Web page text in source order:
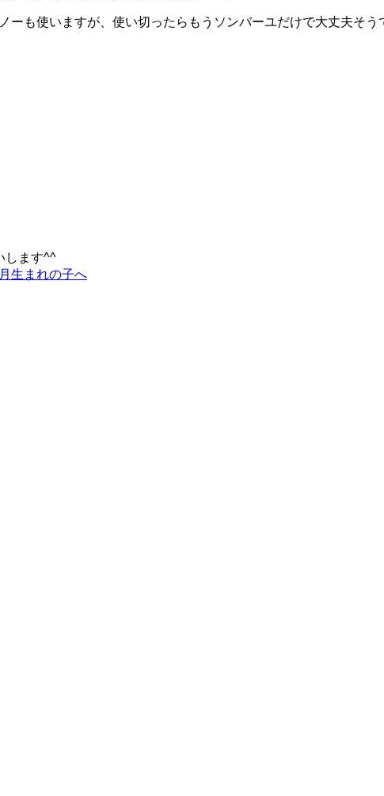
ーも使いますが、使い切ったらもうソンバーユだけで大丈夫そう
します^^